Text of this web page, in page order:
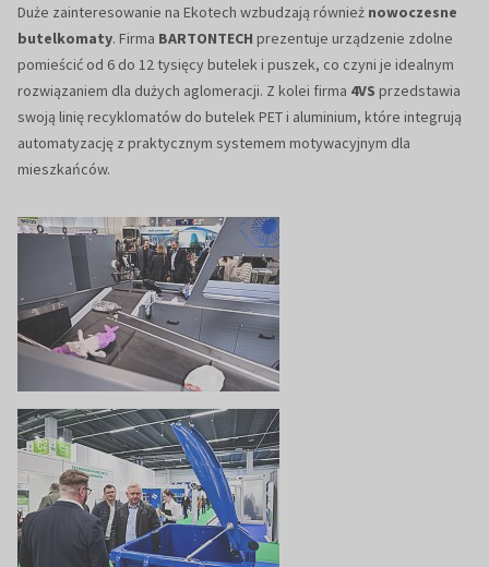
Duże zainteresowanie na Ekotech wzbudzają również nowoczesne
butelkomaty. Firma BARTONTECH prezentuje urządzenie zdolne
pomieścić od 6 do 12 tysięcy butelek i puszek, co czyni je idealnym
rozwiązaniem dla dużych aglomeracji. Z kolei firma 4VS przedstawia
swoją linię recyklomatów do butelek PET i aluminium, które integrują
automatyzację z praktycznym systemem motywacyjnym dla
mieszkańców.